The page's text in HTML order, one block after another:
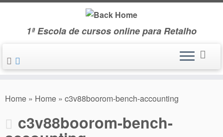
Skip
1ª Escola de cursos online para Retalho
Home » Home » c3v88boorom-bench-accounting
c3v88boorom-bench-